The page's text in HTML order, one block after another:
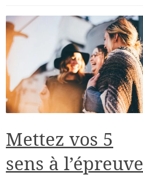
Mettez vos 5
sens à l’épreuve